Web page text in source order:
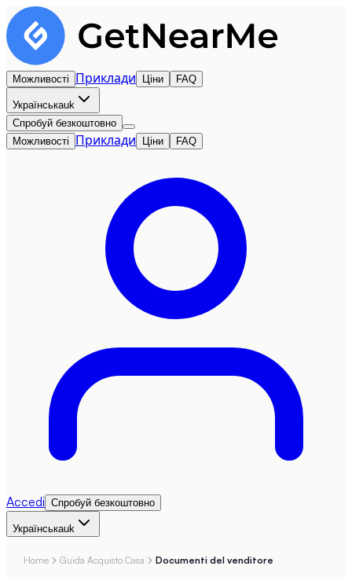
Можливості Приклади Ціни FAQ
Українськаuk
Спробуй безкоштовно
Можливості
Приклади Ціни FAQ
Accedi Спробуй безкоштовно
Українськаuk
Home Guida Acquisto Casa Documenti del venditore